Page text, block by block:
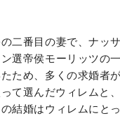
二番目の妻で、ナッ
選帝侯モーリッツの
ため、多くの求婚者
て選んだウィレムと
結婚はウィレムにと